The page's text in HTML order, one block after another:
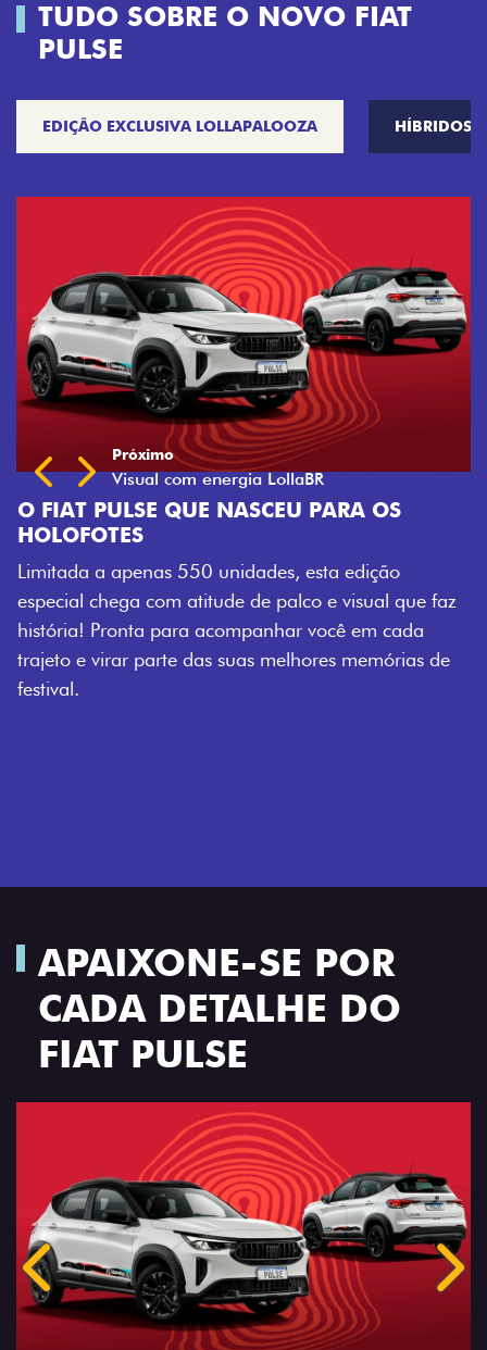
TUDO SOBRE O NOVO FIAT
PULSE
EDIÇÃO EXCLUSIVA LOLLAPALOOZA HÍBRIDOS
OS
edição
e visual que faz
em cada
memórias de
APAIXONE-SE POR
CADA DETALHE DO
FIAT PULSE
Anterior